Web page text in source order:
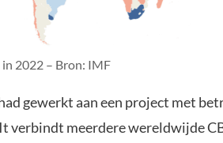
2022 – Bron: IMF
gewerkt aan een project met
meerdere wereldwijde